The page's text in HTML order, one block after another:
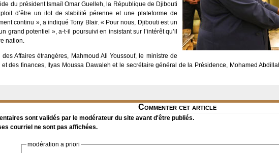
du président Ismaïl Omar Guelleh, la République de Djibouti
d’être un ilot de stabilité pérenne et une plateforme de
continu », a indiqué Tony Blair. « Pour nous, Djibouti est un
grand potentiel », a-t-il poursuivi en insistant sur l’intérêt qu’il
nation.
des Affaires étrangères, Mahmoud Ali Youssouf, le ministre de
et des finances, Ilyas Moussa Dawaleh et le secrétaire général de la Présidence, Mohamed
Commenter cet article
sont validés par le modérateur du site avant d'être publiés.
courriel ne sont pas affichées.
modération a priori